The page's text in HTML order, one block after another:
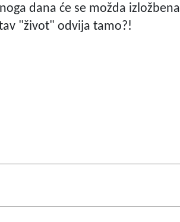
dana će se možda izložbena
"život" odvija tamo?!